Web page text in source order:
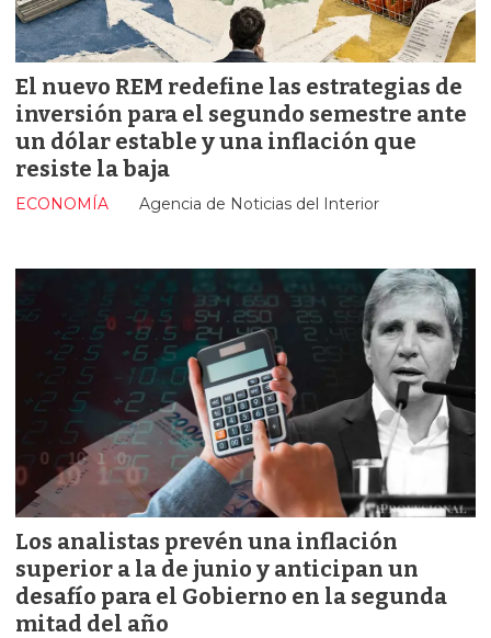
El nuevo REM redefine las estrategias de
inversión para el segundo semestre ante
un dólar estable y una inflación que
resiste la baja
Agencia de Noticias del Interior
ECONOMÍA
Los analistas prevén una inflación
superior a la de junio y anticipan un
desafío para el Gobierno en la segunda
mitad del año